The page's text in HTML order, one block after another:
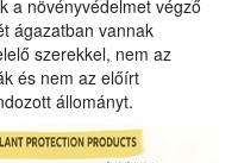
a növényvédelmet végző
ágazatban vannak
szerekkel, nem az
és nem az előírt
állományt.